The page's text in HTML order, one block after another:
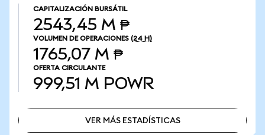
CAPITALIZACIÓN BURSÁTIL
2543,45 M ₱
VOLUMEN DE OPERACIONES (24 H)
1765,07 M ₱
OFERTA CIRCULANTE
999,51 M POWR
VER MÁS ESTADÍSTICAS